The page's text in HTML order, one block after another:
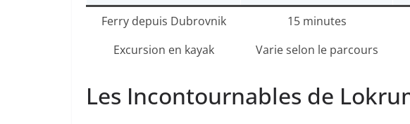
Ferry depuis Dubrovnik
15 minutes
Excursion en kayak
Varie selon le parcours
Les Incontournables de